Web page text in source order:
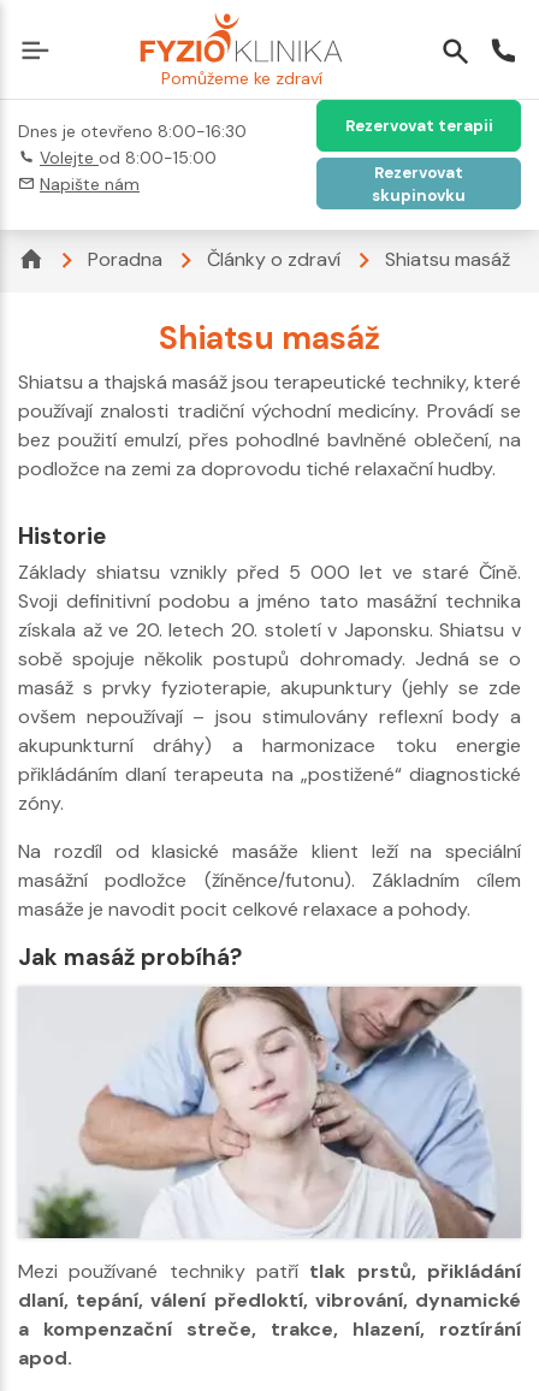
Pomůžeme ke zdraví
Dnes je otevřeno 8:00-16:30
Volejte od 8:00-15:00
Napište nám
Rezervovat terapii
Rezervovat
skupinovku
Poradna Články o zdraví Shiatsu masáž
Shiatsu masáž
Shiatsu a thajská masáž jsou terapeutické techniky, které
používají znalosti tradiční východní medicíny. Provádí se
bez použití emulzí, přes pohodlné bavlněné oblečení, na
podložce na zemi za doprovodu tiché relaxační hudby.
Historie
Základy shiatsu vznikly před 5 000 let ve staré Číně.
Svoji definitivní podobu a jméno tato masážní technika
získala až ve 20. letech 20. století v Japonsku. Shiatsu v
sobě spojuje několik postupů dohromady. Jedná se o
masáž s prvky fyzioterapie, akupunktury (jehly se zde
ovšem nepoužívají – jsou stimulovány reflexní body a
akupunkturní dráhy) a harmonizace toku energie
přikládáním dlaní terapeuta na „postižené“ diagnostické
zóny.
Na rozdíl od klasické masáže klient leží na speciální
masážní podložce (žíněnce/futonu). Základním cílem
masáže je navodit pocit celkové relaxace a pohody.
Jak masáž probíhá?
Mezi používané techniky patří tlak prstů, přikládání
dlaní, tepání, válení předloktí, vibrování, dynamické
a kompenzační streče, trakce, hlazení, roztírání
apod.